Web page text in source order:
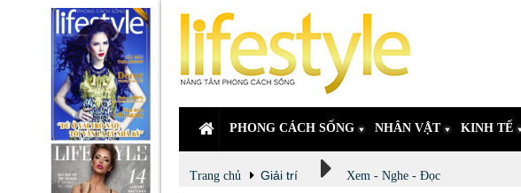
PHONG CÁCH SỐNG NHÂN VẬT KINH TẾ
Trang chủ Giải trí Xem - Nghe - Đọc